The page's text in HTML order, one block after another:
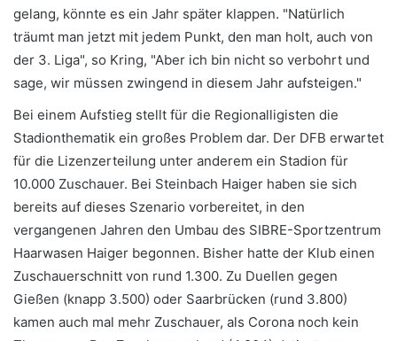
gelang, könnte es ein Jahr später klappen. "Natürlich
träumt man jetzt mit jedem Punkt, den man holt, auch von
der 3. Liga", so Kring, "Aber ich bin nicht so verbohrt und
sage, wir müssen zwingend in diesem Jahr aufsteigen."
Bei einem Aufstieg stellt für die Regionalligisten die
Stadionthematik ein großes Problem dar. Der DFB erwartet
für die Lizenzerteilung unter anderem ein Stadion für
10.000 Zuschauer. Bei Steinbach Haiger haben sie sich
bereits auf dieses Szenario vorbereitet, in den
vergangenen Jahren den Umbau des SIBRE-Sportzentrum
Haarwasen Haiger begonnen. Bisher hatte der Klub einen
Zuschauerschnitt von rund 1.300. Zu Duellen gegen
Gießen (knapp 3.500) oder Saarbrücken (rund 3.800)
kamen auch mal mehr Zuschauer, als Corona noch kein